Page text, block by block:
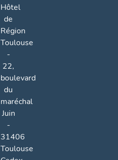
Hôtel
de
Région
Toulouse
-
22,
boulevard
du
maréchal
Juin
-
31406
Toulouse